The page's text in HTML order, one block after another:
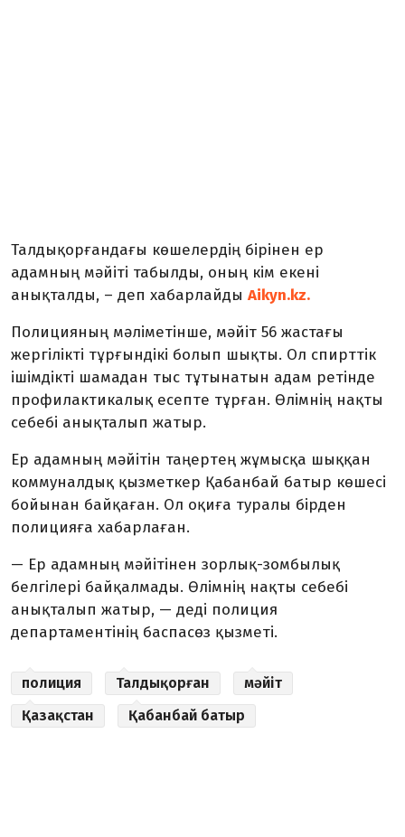
Талдықорғандағы көшелердің бірінен ер
адамның мәйіті табылды, оның кім екені
анықталды, – деп хабарлайды Aikyn.kz.
Полицияның мәліметінше, мәйіт 56 жастағы
жергілікті тұрғындікі болып шықты. Ол спирттік
ішімдікті шамадан тыс тұтынатын адам ретінде
профилактикалық есепте тұрған. Өлімнің нақты
себебі анықталып жатыр.
Ер адамның мәйітін таңертең жұмысқа шыққан
коммуналдық қызметкер Қабанбай батыр көшесі
бойынан байқаған. Ол оқиға туралы бірден
полицияға хабарлаған.
— Ер адамның мәйітінен зорлық-зомбылық
белгілері байқалмады. Өлімнің нақты себебі
анықталып жатыр, — деді полиция
департаментінің баспасөз қызметі.
полиция Талдықорған
мәйіт
Қазақстан
Қабанбай батыр